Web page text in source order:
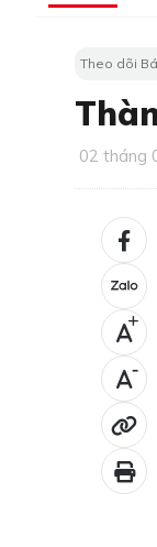
Theo dõi
02 tháng
+
-